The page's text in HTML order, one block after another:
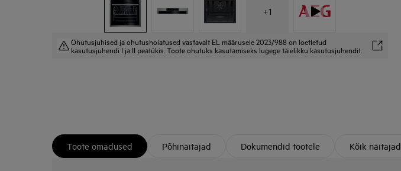
+1
Ohutusjuhised ja ohutushoiatused vastavalt EL määrusele 2023/988 on loetletud
kasutusjuhendi I ja II peatükis. Toote ohutuks kasutamiseks lugege täielikku kasutusjuhendit.
Toote omadused Põhinäitajad Dokumendid tootele Kõik näitajad